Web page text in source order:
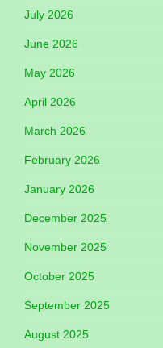
July 2026
June 2026
May 2026
April 2026
March 2026
February 2026
January 2026
December 2025
November 2025
October 2025
September 2025
August 2025